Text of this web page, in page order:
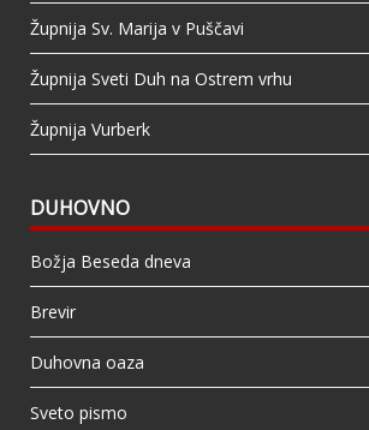
Župnija Sv. Marija v Puščavi
Župnija Sveti Duh na Ostrem vrhu
Župnija Vurberk
DUHOVNO
Božja Beseda dneva
Brevir
Duhovna oaza
Sveto pismo